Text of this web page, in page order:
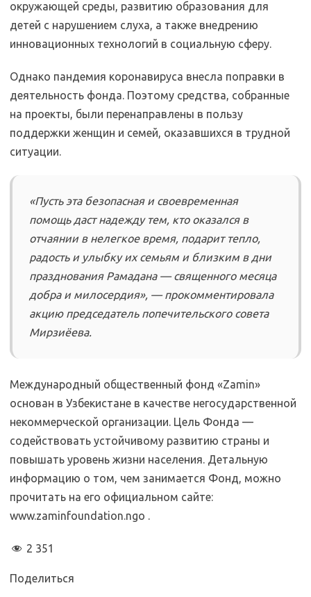
окружающей среды, развитию образования для
детей с нарушением слуха, а также внедрению
инновационных технологий в социальную сферу.
Однако пандемия коронавируса внесла поправки в
деятельность фонда. Поэтому средства, собранные
на проекты, были перенаправлены в пользу
поддержки женщин и семей, оказавшихся в трудной
ситуации.
«Пусть эта безопасная и своевременная
помощь даст надежду тем, кто оказался в
отчаянии в нелегкое время, подарит тепло,
радость и улыбку их семьям и близким в дни
празднования Рамадана — священного месяца
добра и милосердия», — прокомментировала
акцию председатель попечительского совета
Мирзиёева.
Международный общественный фонд «Zamin»
основан в Узбекистане в качестве негосударственной
некоммерческой организации. Цель Фонда —
содействовать устойчивому развитию страны и
повышать уровень жизни населения. Детальную
информацию о том, чем занимается Фонд, можно
прочитать на его официальном сайте:
www.zaminfoundation.ngo .
2 351
Поделиться